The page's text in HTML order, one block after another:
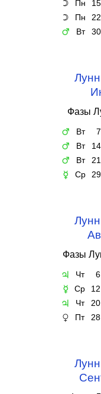
☽ Пн 15
☽ Пн 22
♂ Вт 30
Фазы
♂ Вт 7
♂ Вт 14
♂ Вт 21
☿ Ср 29
Фазы
♃ Чт 6
☿ Ср 12
♃ Чт 20
♀ Пт 28